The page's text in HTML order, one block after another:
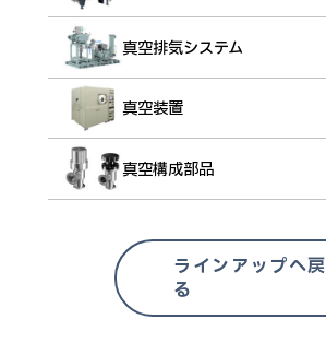
真空排気システム
真空装置
真空構成部品
ラインアップへ戻
る